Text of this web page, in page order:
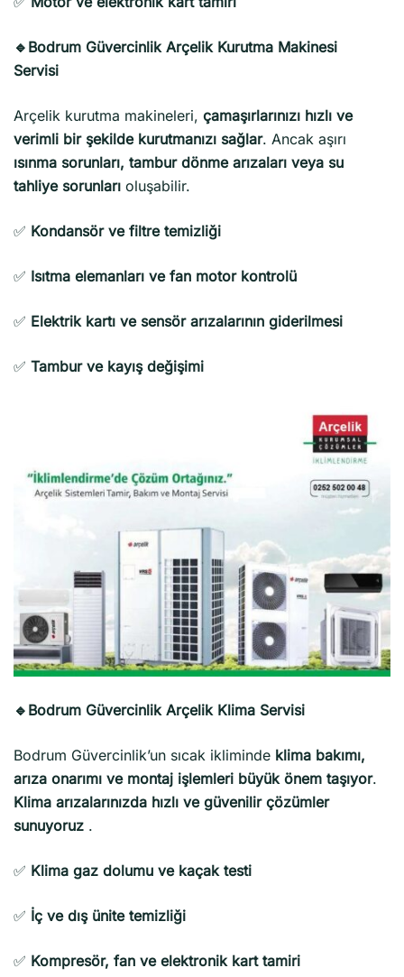
🔹Bodrum Güvercinlik Arçelik Kurutma Makinesi
Servisi
Arçelik kurutma makineleri, çamaşırlarınızı hızlı ve
verimli bir şekilde kurutmanızı sağlar. Ancak aşırı
ısınma sorunları, tambur dönme arızaları veya su
tahliye sorunları oluşabilir.
✅ Kondansör ve filtre temizliği
✅ Isıtma elemanları ve fan motor kontrolü
✅ Elektrik kartı ve sensör arızalarının giderilmesi
✅ Tambur ve kayış değişimi
🔹Bodrum Güvercinlik Arçelik Klima Servisi
Bodrum Güvercinlik’un sıcak ikliminde klima bakımı,
arıza onarımı ve montaj işlemleri büyük önem taşıyor.
Klima arızalarınızda hızlı ve güvenilir çözümler
sunuyoruz .
✅ Klima gaz dolumu ve kaçak testi
✅ İç ve dış ünite temizliği
✅ Kompresör, fan ve elektronik kart tamiri